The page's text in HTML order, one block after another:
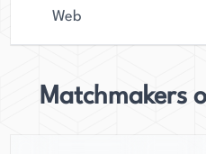
Web
Matchmakers